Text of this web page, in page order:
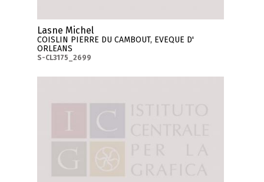
Lasne Michel
COISLIN PIERRE DU CAMBOUT, EVEQUE D'
ORLEANS
S-CL3175_2699